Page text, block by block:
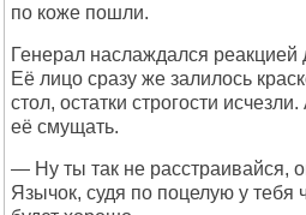
по коже пошли.
Генерал наслаждался реакцией
Её лицо сразу же залилось
стол, остатки строгости
её смущать.
— Ну ты так не расстраивайся,
Язычок, судя по поцелую у тебя